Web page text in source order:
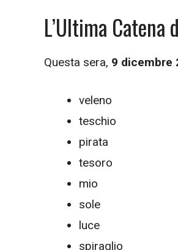
L’Ultima
Questa sera, 9 dicembre
veleno
teschio
pirata
tesoro
mio
sole
luce
spiraglio